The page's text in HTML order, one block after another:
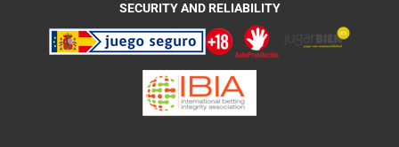
SECURITY AND RELIABILITY